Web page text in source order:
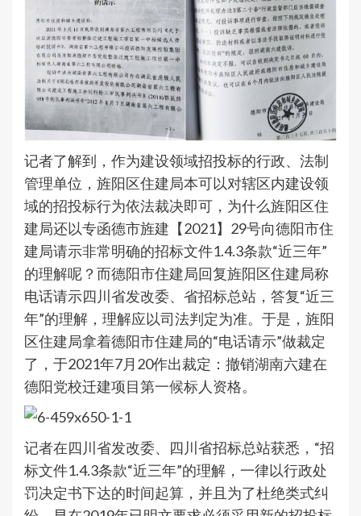
记者了解到，作为建设领域招投标的行政、法制
管理单位，旌阳区住建局本可以对辖区内建设领
域的招投标行为依法裁决即可，为什么旌阳区住
建局还以专函德市旌建【2021】29号向德阳市住
建局请示非常明确的招标文件1.4.3条款“近三年”
的理解呢？而德阳市住建局回复旌阳区住建局称
电话请示四川省发改委、省招标总站，答复“近三
年”的理解，理解应以司法判定为准。于是，旌阳
区住建局拿着德阳市住建局的“电话请示”做裁定
了，于2021年7月20作出裁定：撤销湖南六建在
德阳党校迁建项目第一候标人资格。
记者在四川省发改委、四川省招标总站获悉，“招
标文件1.4.3条款“近三年”的理解，一律以行政处
罚决定书下达的时间起算，并且为了杜绝类式纠